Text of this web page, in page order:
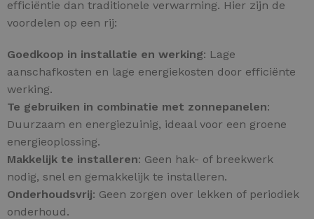
efficiëntie dan traditionele verwarming. Hier zijn de
voordelen op een rij:
Goedkoop in installatie en werking: Lage
aanschafkosten en lage energiekosten door efficiënte
werking.
Te gebruiken in combinatie met zonnepanelen:
Duurzaam en energiezuinig, ideaal voor een groene
energieoplossing.
Makkelijk te installeren: Geen hak- of breekwerk
nodig, snel en gemakkelijk te installeren.
Onderhoudsvrij: Geen zorgen over lekken of periodiek
onderhoud.